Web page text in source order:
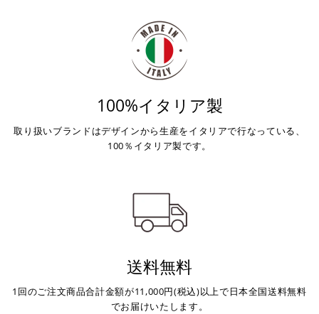
100%イタリア製
取り扱いブランドはデザインから生産をイタリアで行なっている、
100％イタリア製です。
送料無料
1回のご注文商品合計金額が11,000円(税込)以上で日本全国送料無料
でお届けいたします。